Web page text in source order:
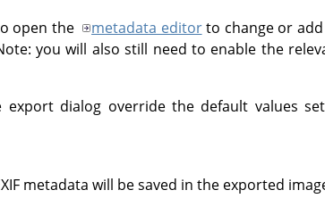
open the metadata editorto change or
you will also still need to enable the
export dialog override the default values
metadata will be saved in the exported